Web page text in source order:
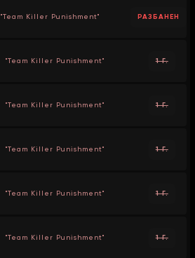
"Team Killer Punishment" РАЗБАНЕН
"Team Killer Punishment" 1 Г.
"Team Killer Punishment" 1 Г.
"Team Killer Punishment" 1 Г.
"Team Killer Punishment" 1 Г.
"Team Killer Punishment" 1 Г.